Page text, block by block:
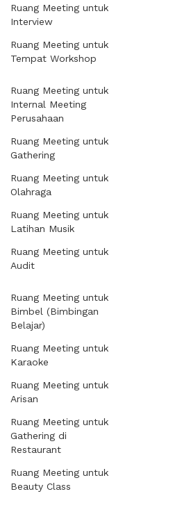
Ruang Meeting untuk
Interview
Ruang Meeting untuk
Tempat Workshop
Ruang Meeting untuk
Internal Meeting
Perusahaan
Ruang Meeting untuk
Gathering
Ruang Meeting untuk
Olahraga
Ruang Meeting untuk
Latihan Musik
Ruang Meeting untuk
Audit
Ruang Meeting untuk
Bimbel (Bimbingan
Belajar)
Ruang Meeting untuk
Karaoke
Ruang Meeting untuk
Arisan
Ruang Meeting untuk
Gathering di
Restaurant
Ruang Meeting untuk
Beauty Class